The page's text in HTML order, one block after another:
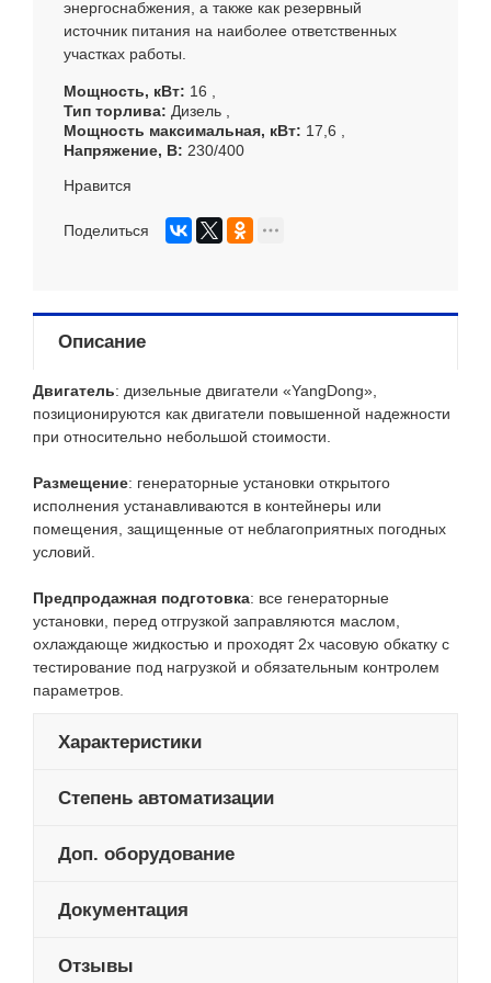
энергоснабжения, а также как резервный
источник питания на наиболее ответственных
участках работы.
Мощность, кВт
16
Тип торлива Дизель
Мощность максимальная, кВт
17,6
Напряжение, В 230/400
Нравится
Поделиться
Описание
Двигатель: дизельные двигатели «YangDong»,
позиционируются как двигатели повышенной надежности
при относительно небольшой стоимости.
Размещение: генераторные установки открытого
исполнения устанавливаются в контейнеры или
помещения, защищенные от неблагоприятных погодных
условий.
Предпродажная подготовка: все генераторные
установки, перед отгрузкой заправляются маслом,
охлаждающе жидкостью и проходят 2х часовую обкатку с
тестирование под нагрузкой и обязательным контролем
параметров.
Характеристики
Степень автоматизации
Доп. оборудование
Документация
Отзывы